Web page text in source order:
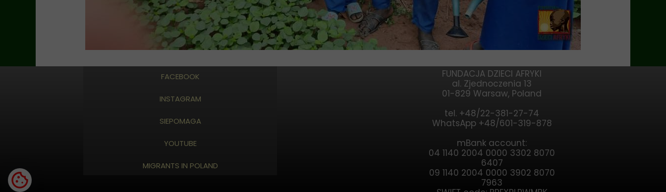
FACEBOOK
INSTAGRAM
SIEPOMAGA
YOUTUBE
MIGRANTS IN POLAND
FUNDACJA DZIECI AFRYKI
al. Zjednoczenia 13
01-829 Warsaw, Poland
tel. +48/22-381-27-74
WhatsApp +48/601-319-878
mBank account:
04 1140 2004 0000 3302 8070
6407
09 1140 2004 0000 3902 8070
7963